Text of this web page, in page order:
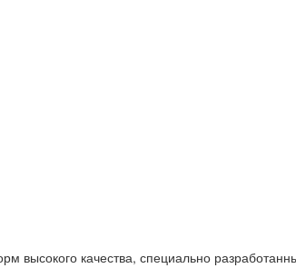
высокого качества, специально